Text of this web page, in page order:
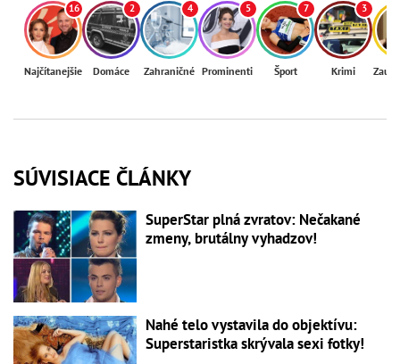
16
Najčítanejšie
2
Domáce
4
Zahraničné
5
Prominenti
7
Šport
3
Krimi
SÚVISIACE ČLÁNKY
SuperStar plná zvratov: Nečakané
zmeny, brutálny vyhadzov!
Nahé telo vystavila do objektívu:
Superstaristka skrývala sexi fotky!